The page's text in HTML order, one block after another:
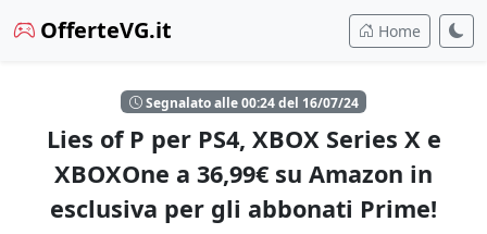
OfferteVG.it Home
Segnalato alle 00:24 del 16/07/24
Lies of P per PS4, XBOX Series X e
XBOXOne a 36,99€ su Amazon in
esclusiva per gli abbonati Prime!